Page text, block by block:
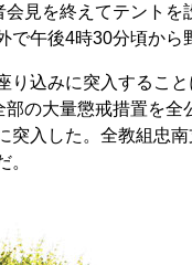
見を終えてテントを
午後4時30分頃から
り込みに突入するこ
の大量懲戒措置を全
突入した。全教組忠
。